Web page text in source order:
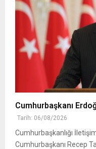
Cumhurbaşkanı
Tarih: 06/08/2026
Cumhurbaşkanlığı
Cumhurbaşkanı Recep